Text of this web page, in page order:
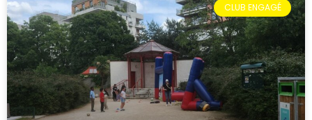
CLUB ENGAGÉ